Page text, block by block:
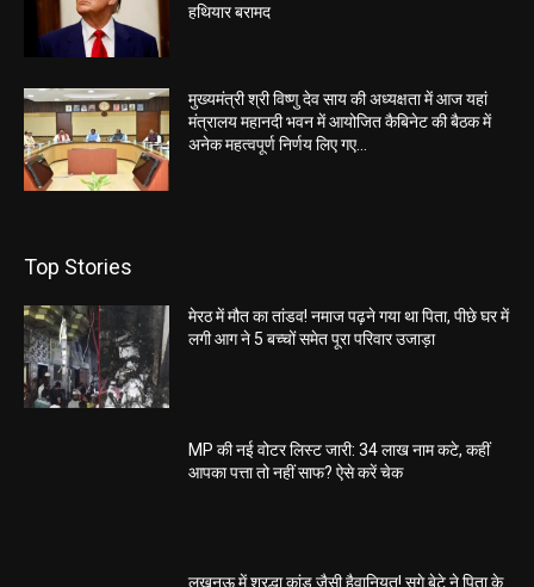
हथियार बरामद
मुख्यमंत्री श्री विष्णु देव साय की अध्यक्षता में आज यहां
मंत्रालय महानदी भवन में आयोजित कैबिनेट की बैठक में
अनेक महत्वपूर्ण निर्णय लिए गए...
Top Stories
मेरठ में मौत का तांडव! नमाज पढ़ने गया था पिता, पीछे घर में
लगी आग ने 5 बच्चों समेत पूरा परिवार उजाड़ा
MP की नई वोटर लिस्ट जारी: 34 लाख नाम कटे, कहीं
आपका पत्ता तो नहीं साफ? ऐसे करें चेक
लखनऊ में श्रद्धा कांड जैसी हैवानियत! सगे बेटे ने पिता के